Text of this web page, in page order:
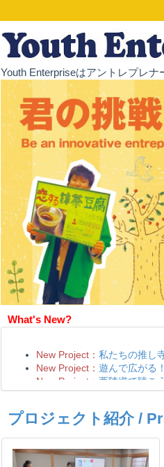
Youth Enterpriseはアントレプレ
What's New?
プロジェクト紹介 /